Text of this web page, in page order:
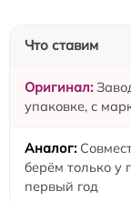
Что ставим
упаковке, с
берём только у
первый год